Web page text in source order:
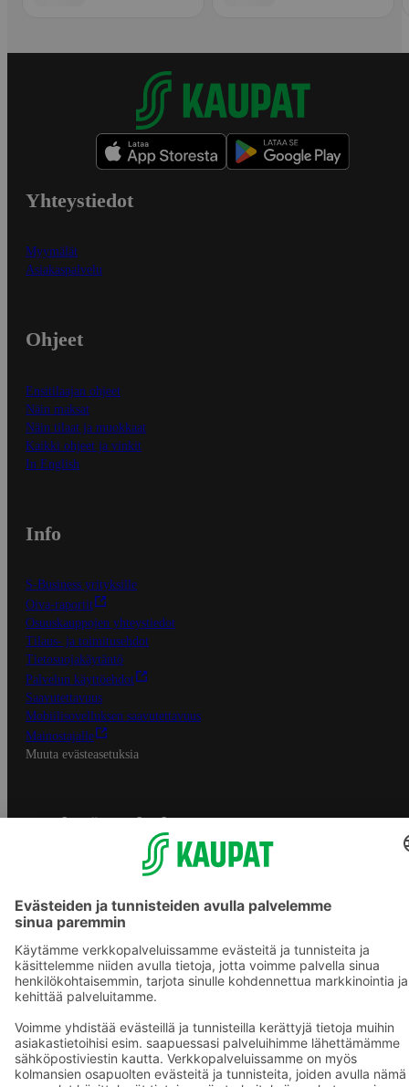
Yhteystiedot
Myymälät
Asiakaspalvelu
Ohjeet
Ensitilaajan ohjeet
Näin maksat
Näin tilaat ja muokkaat
Kaikki ohjeet ja vinkit
In English
Info
S-Business yrityksille
Oiva-raportit
Osuuskauppojen yhteystiedot
Tilaus- ja toimitusehdot
Tietosuojakäytäntö
Palvelun käyttöehdot
Saavutettavuus
Mobiilisovelluksen saavutettavuus
Mainostajalle
Muuta evästeasetuksia
S-ryhmän palvelut
Asiakasomistajuus
Yhteishyvä Ruoka -sovellus
Prisma.fi
Sokos.fi
S-Pankki
Sokos Hotels
Raflaamo